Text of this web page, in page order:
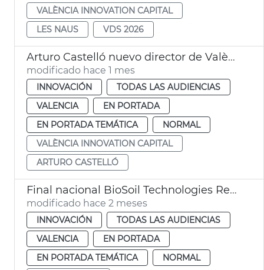
VALÈNCIA INNOVATION CAPITAL
LES NAUS
VDS 2026
Arturo Castelló nuevo director de València Innovation Capital
modificado hace 1 mes
INNOVACIÓN
TODAS LAS AUDIENCIAS
VALENCIA
EN PORTADA
EN PORTADA TEMÁTICA
NORMAL
VALÈNCIA INNOVATION CAPITAL
ARTURO CASTELLÓ
Final nacional BioSoil Technologies Red Bull Basement
modificado hace 2 meses
INNOVACIÓN
TODAS LAS AUDIENCIAS
VALENCIA
EN PORTADA
EN PORTADA TEMÁTICA
NORMAL